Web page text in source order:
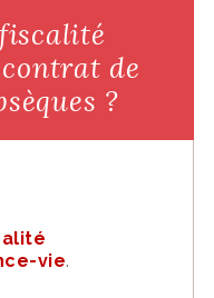
de
?
vie.